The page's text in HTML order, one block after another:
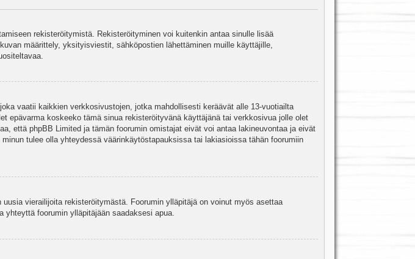
rekisteröitymistä. Rekisteröityminen voi kuitenkin antaa sinulle lisää
määrittely, yksityisviestit, sähköpostien lähettäminen muille käyttäjille,
vaatii kaikkien verkkosivustojen, jotka mahdollisesti keräävät alle 13-vuotiailta
epävarma koskeeko tämä sinua rekisteröityvänä käyttäjänä tai verkkosivua jolle olet
että phpBB Limited ja tämän foorumin omistajat eivät voi antaa lakineuvontaa ja eivät
tulee olla yhteydessä väärinkäytöstapauksissa tai lakiasioissa tähän foorumiin
vierailijoita rekisteröitymästä. Foorumin ylläpitäjä on voinut myös asettaa
foorumin ylläpitäjään saadaksesi apua.